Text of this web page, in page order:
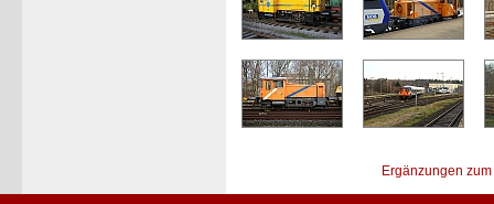
Ergänzungen